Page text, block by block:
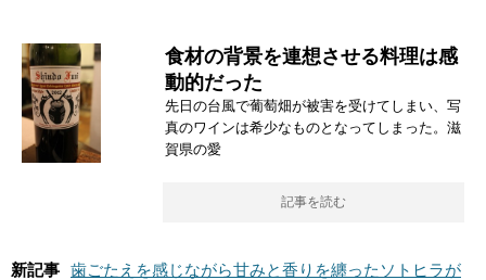
食材の背景を連想させる料理は感
動的だった
先日の台風で葡萄畑が被害を受けてしまい、写
真のワインは希少なものとなってしまった。滋
賀県の愛
記事を読む
新記事 歯ごたえを感じながら甘みと香りを纏ったソトヒラが